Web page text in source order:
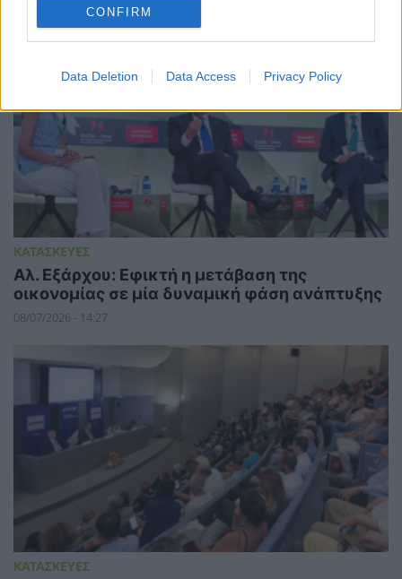
CONFIRM
Data Deletion Data Access Privacy Policy
ΚΑΤΑΣΚΕΥΕΣ
Αλ. Εξάρχου: Εφικτή η μετάβαση της
οικονομίας σε μία δυναμική φάση ανάπτυξης
08/07/2026 - 14:27
ΚΑΤΑΣΚΕΥΕΣ